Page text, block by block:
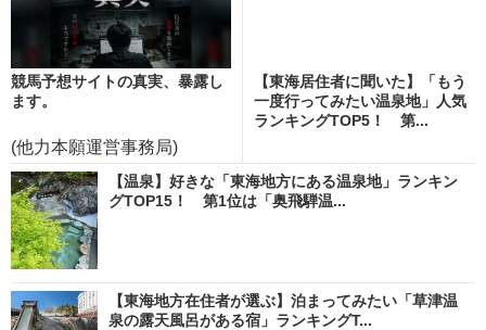
競馬予想サイトの真実、暴露し
ます。
(他力本願運営事務局)
【東海居住者に聞いた】「もう
一度行ってみたい温泉地」人気
ランキングTOP5！ 第...
【温泉】好きな「東海地方にある温泉地」ランキン
グTOP15！ 第1位は「奥飛騨温...
【東海地方在住者が選ぶ】泊まってみたい「草津温
泉の露天風呂がある宿」ランキングT...